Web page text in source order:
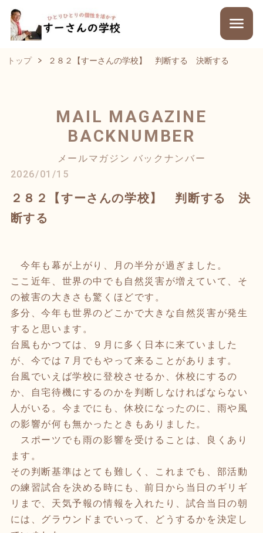
トップ ２８２【すーさんの学校】 判断する 決断する
MAIL MAGAZINE
BACKNUMBER
メールマガジン バックナンバー
2026/01/15
２８２【すーさんの学校】 判断する 決
断する
今年も幕が上がり、月の半分が過ぎました。
ここ近年、世界の中でも自然災害が増えていて、そ
の被害の大きさも驚くほどです。
多分、今年も世界のどこかで大きな自然災害が発生
すると思います。
台風もかつては、９月に多く日本に来ていました
が、今では７月でもやって来ることがあります。
台風でいえば学校に登校させるか、休校にするの
か、自宅待機にするのかを判断しなければならない
人がいる。今までにも、休校になったのに、雨や風
の影響が何も無かったときもありました。
スポーツでも雨の影響を受けることは、良くあり
ます。
その判断基準はとても難しく、これまでも、部活動
の練習試合を決める時にも、前日から当日のギリギ
リまで、天気予報の情報を入れたり、試合当日の朝
には、グラウンドまでいって、どうするかを決定し